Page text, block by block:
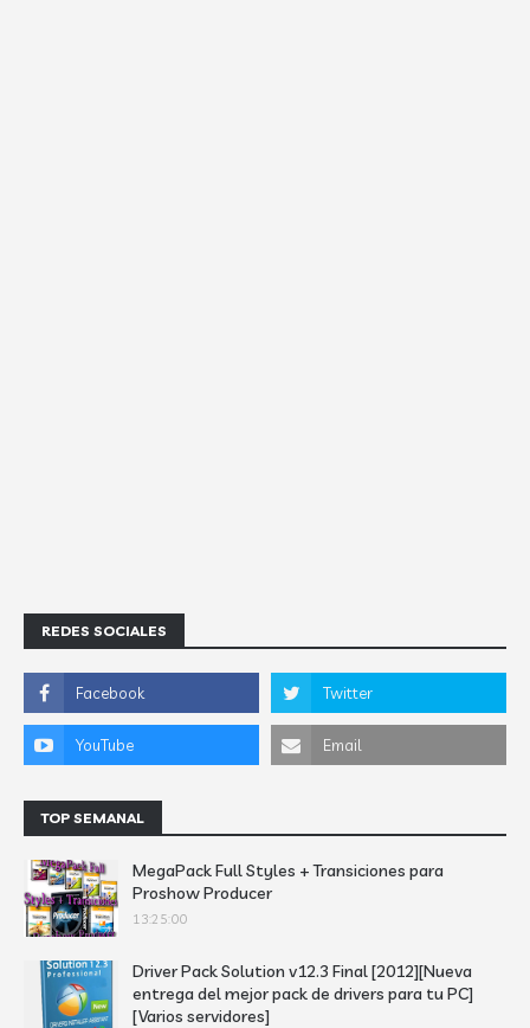
REDES SOCIALES
TOP SEMANAL
MegaPack Full Styles + Transiciones para
Proshow Producer
13:25:00
Driver Pack Solution v12.3 Final [2012][Nueva
entrega del mejor pack de drivers para tu PC]
[Varios servidores]